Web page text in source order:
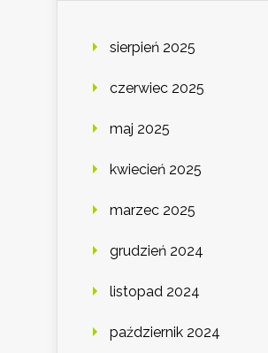
sierpień 2025
czerwiec 2025
maj 2025
kwiecień 2025
marzec 2025
grudzień 2024
listopad 2024
październik 2024